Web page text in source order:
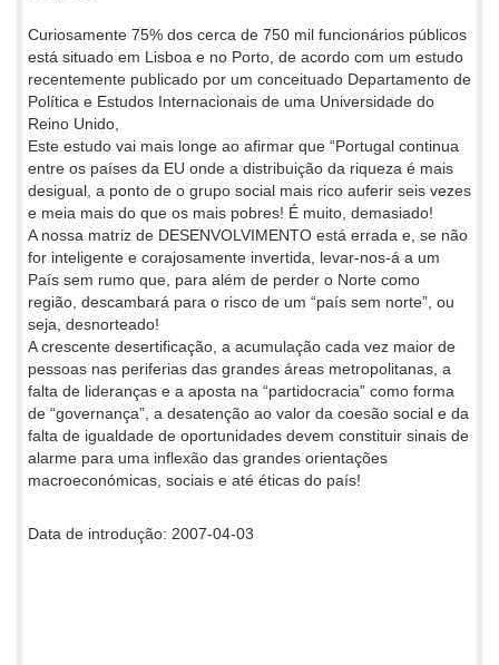
Curiosamente 75% dos cerca de 750 mil funcionários públicos
está situado em Lisboa e no Porto, de acordo com um estudo
recentemente publicado por um conceituado Departamento de
Política e Estudos Internacionais de uma Universidade do
Reino Unido,
Este estudo vai mais longe ao afirmar que “Portugal continua
entre os países da EU onde a distribuição da riqueza é mais
desigual, a ponto de o grupo social mais rico auferir seis vezes
e meia mais do que os mais pobres! É muito, demasiado!
A nossa matriz de DESENVOLVIMENTO está errada e, se não
for inteligente e corajosamente invertida, levar-nos-á a um
País sem rumo que, para além de perder o Norte como
região, descambará para o risco de um “país sem norte”, ou
seja, desnorteado!
A crescente desertificação, a acumulação cada vez maior de
pessoas nas periferias das grandes áreas metropolitanas, a
falta de lideranças e a aposta na “partidocracia” como forma
de “governança”, a desatenção ao valor da coesão social e da
falta de igualdade de oportunidades devem constituir sinais de
alarme para uma inflexão das grandes orientações
macroeconómicas, sociais e até éticas do país!
Data de introdução: 2007-04-03